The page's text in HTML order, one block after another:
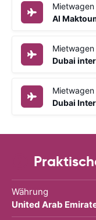
Mietwagen
Al
Mietwagen
Dubai
Mietwagen
Dubai
Währung
United Arab